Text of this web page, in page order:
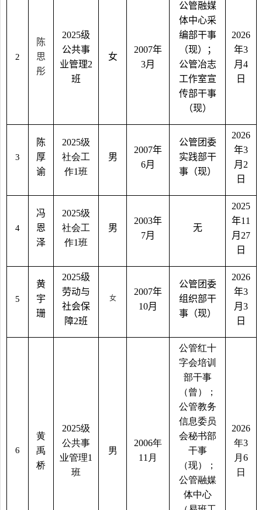
2
陈
思
彤
2025级
公共事
业管理2
班
女
2007年
3月
公管融媒
体中心采
编部干事
（现）；
公管冶志
工作室宣
传部干事
（现）
2026
年3
月 4
日
3
陈
厚
谕
2025级
社会工
作1班
男
2007年
6月
公管团委
实践部干
事（现）
2026
年3
月 2
日
4
冯
恩
泽
2025级
社会工
作1班
男
2003年
7月
无
2025
年11
月 27
日
5
黄
宇
珊
2025级
劳动与
社会保
障2班
女
2007年
10月
公管团委
组织部干
事（现）
2026
年3
月 3
日
6
黄
禹
桥
2025级
公共事
业管理1
班
男
2006年
11 月
公管红十
字会培训
部干事
（曾）；
公管教务
信息委员
会秘书部
干事
（现）；
公管融媒
体中心
2026
年3
月 6
日